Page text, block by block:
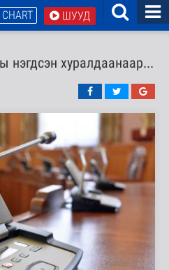
ШУУД
CHART
нэгдсэн хуралдаанаар...